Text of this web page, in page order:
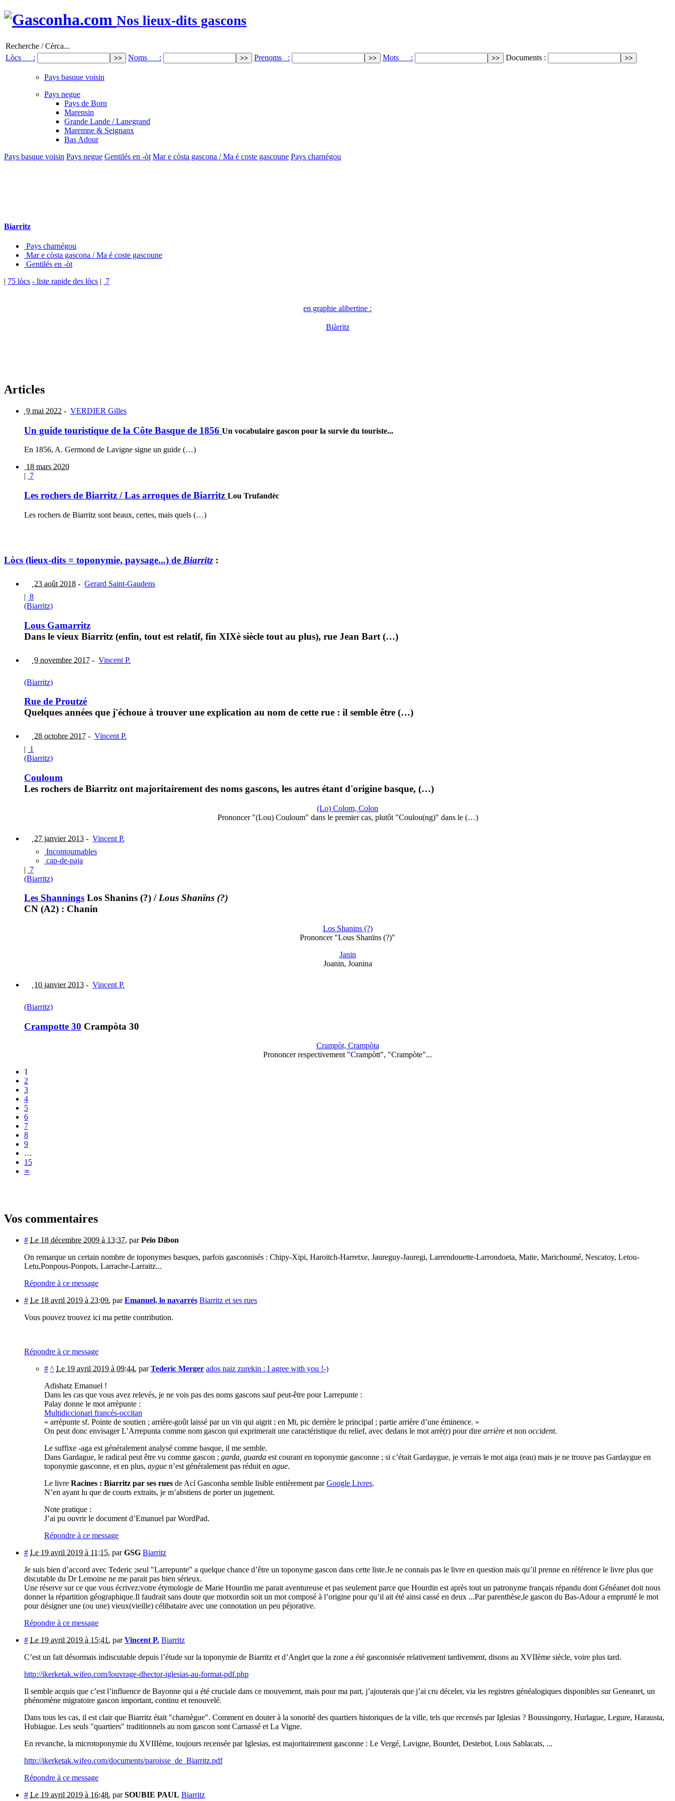
Nos lieux-dits gascons
Recherche / Cèrca...
Lòcs :
Noms : Prenoms : Mots : Documents :
Pays basque voisin
Pays negue
Pays de Born
Marensin
Grande Lande / Lanegrand
Maremne & Seignanx
Bas Adour
Pays basque voisin Pays negue Gentilés en -òt Mar e còsta gascona / Ma é coste gascoune Pays charnégou
Biarritz
Pays charnégou
Mar e còsta gascona / Ma é coste gascoune
Gentilés en -òt
| 75 lòcs - liste rapide des lòcs | 7
en graphie alibertine :
Biàrritz
Articles
9 mai 2022 - VERDIER Gilles
Un guide touristique de la Côte Basque de 1856 Un vocabulaire gascon pour la survie du touriste...
En 1856, A. Germond de Lavigne signe un guide (…)
18 mars 2020
| 7
Les rochers de Biarritz / Las arroques de Biarritz Lou Trufandèc
Les rochers de Biarritz sont beaux, certes, mais quels (…)
Lòcs (lieux-dits = toponymie, paysage...) de Biarritz:
23 août 2018 - Gerard Saint-Gaudens
| 8
(Biarritz)
Lous Gamarritz
Dans le vieux Biarritz (enfin, tout est relatif, fin XIXè siècle tout au plus), rue Jean Bart (…)
9 novembre 2017 - Vincent P.
(Biarritz)
Rue de Proutzé
Quelques années que j'échoue à trouver une explication au nom de cette rue : il semble être (…)
28 octobre 2017 - Vincent P.
| 1
(Biarritz)
Couloum
Les rochers de Biarritz ont majoritairement des noms gascons, les autres étant d'origine basque, (…)
(Lo) Colom, Colon
Prononcer "(Lou) Couloum" dans le premier cas, plutôt "Coulou(ng)" dans le (…)
27 janvier 2013 - Vincent P.
Incontournables
cap-de-paja
| 7
(Biarritz)
Les Shannings Los Shanins (?) /Lous Shanïns (?)
CN (A2) : Chanin
Los Shanins (?)
Prononcer "Lous Shanïns (?)"
Janin
Joanin, Joanina
10 janvier 2013 - Vincent P.
(Biarritz)
Crampotte 30 Crampòta 30
Crampòt, Crampòta
Prononcer respectivement "Crampòtt", "Crampòte"...
1
2
3
4
5
6
7
8
9
…
15
∞
Vos commentaires
# Le 18 décembre 2009 à 13:37, parPeïo Dibon
On remarque un certain nombre de toponymes basques, parfois gasconnisés : Chipy-Xipi, Haroitch-Harretxe, Jaureguy-Jauregi, Larrendouette-Larrondoeta, Maite, Marichoumé, Nescatoy, Letou-
Letu,Ponpous-Ponpots, Larrache-Larraitz...
Répondre à ce message
# Le 18 avril 2019 à 23:09, parEmanuel, lo navarrés Biarritz et ses rues
Vous pouvez trouvez ici ma petite contribution.
Répondre à ce message
# ^ Le 19 avril 2019 à 09:44, parTederic Merger ados naiz zurekin : I agree with you !-)
Adishatz Emanuel !
Dans les cas que vous avez relevés, je ne vois pas des noms gascons sauf peut-être pour Larrepunte :
Palay donne le mot arrèpunte :
Multidiccionari francés-occitan
« arrèpunte sf. Pointe de soutien ; arrière-goût laissé par un vin qui aigrit ; en Mt, pic derrière le principal ; partie arrière d’une éminence. »
On peut donc envisager L’Arrepunta comme nom gascon qui exprimerait une caractéristique du relief, avec dedans le mot arrè(r) pour dire arrière et non occident.
Le suffixe -aga est généralement analysé comme basque, il me semble.
Dans Gardague, le radical peut être vu comme gascon ; garda, guarda est courant en toponymie gasconne ; si c’était Gardaygue, je verrais le mot aiga (eau) mais je ne trouve pas Gardaygue en
toponymie gasconne, et en plus, aygue n’est généralement pas réduit en ague.
Le livre Racines : Biarritz par ses rues de Ací Gasconha semble lisible entièrement parGoogle Livres.
N’en ayant lu que de courts extraits, je m’abstiens de porter un jugement.
Note pratique :
J’ai pu ouvrir le document d’Emanuel par WordPad.
Répondre à ce message
# Le 19 avril 2019 à 11:15, parGSG Biarritz
Je suis bien d’accord avec Tederic ;seul "Larrepunte" a quelque chance d’être un toponyme gascon dans cette liste.Je ne connais pas le livre en question mais qu’il prenne en référence le livre plus que
discutable du Dr Lemoine ne me parait pas bien sérieux.
Une réserve sur ce que vous écrivez:votre étymologie de Marie Hourdin me parait aventureuse et pas seulement parce que Hourdin est après tout un patronyme français répandu dont Généanet doit nous
donner la répartition géographique.Il faudrait sans doute que motxordin soit un mot composé à l’origine pour qu’il ait été ainsi cassé en deux ...Par parenthèse,le gascon du Bas-Adour a emprunté le mot
pour désigner une (ou une) vieux(vieille) célibataire avec une connotation un peu péjorative.
Répondre à ce message
# Le 19 avril 2019 à 15:41 , parVincent P. Biarritz
C’est un fait désormais indiscutable depuis l’étude sur la toponymie de Biarritz et d’Anglet que la zone a été gasconnisée relativement tardivement, disons au XVIIème siècle, voire plus tard.
http://ikerketak.wifeo.com/louvrage-dhector-iglesias-au-format-pdf.php
Il semble acquis que c’est l’influence de Bayonne qui a été cruciale dans ce mouvement, mais pour ma part, j’ajouterais que j’ai cru déceler, via les registres généalogiques disponibles sur Geneanet, un
phénomène migratoire gascon important, continu et renouvelé.
Dans tous les cas, il est clair que Biarritz était "charnègue". Comment en douter à la sonorité des quartiers historiques de la ville, tels que recensés par Iglesias ? Boussingorry, Hurlague, Legure, Harausta,
Hubiague. Les seuls "quartiers" traditionnels au nom gascon sont Carnassé et La Vigne.
En revanche, la microtoponymie du XVIIIème, toujours recensée par Iglesias, est majoritairement gasconne : Le Vergé, Lavigne, Bourdet, Destebot, Lous Sablacats, ...
http://ikerketak.wifeo.com/documents/paroisse_de_Biarritz.pdf
Répondre à ce message
# Le 19 avril 2019 à 16:48, parSOUBIE PAUL Biarritz